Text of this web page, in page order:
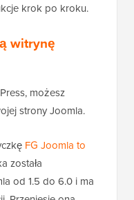
krok po kroku.
witrynę
możesz
strony Joomla.
FG Joomla to
została
od 1.5 do 6.0 i ma